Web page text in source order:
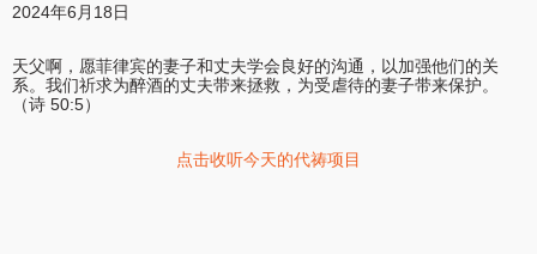
2024年6月18日
天父啊，愿菲律宾的妻子和丈夫学会良好的沟通，以加强他们的关
系。我们祈求为醉酒的丈夫带来拯救，为受虐待的妻子带来保护。
（诗 50:5）
点击收听今天的代祷项目